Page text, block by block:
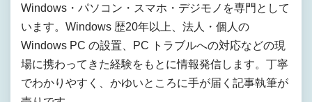
Windows・パソコン・スマホ・デジモノを専門として
います。Windows 歴20年以上、法人・個人の
Windows PC の設置、PC トラブルへの対応などの現
場に携わってきた経験をもとに情報発信します。丁寧
でわかりやすく、かゆいところに手が届く記事執筆が